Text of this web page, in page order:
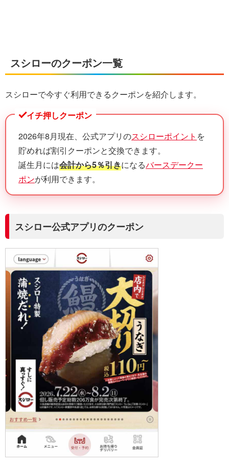
スシローのクーポン一覧
スシローで今すぐ利用できるクーポンを紹介します。
イチ押しクーポン
2026年8月現在、公式アプリのスシローポイント を
貯めれば割引クーポンと交換できます。
誕生月には会計から5％引きになるバースデークー
ポンが利用できます。
スシロー公式アプリのクーポン